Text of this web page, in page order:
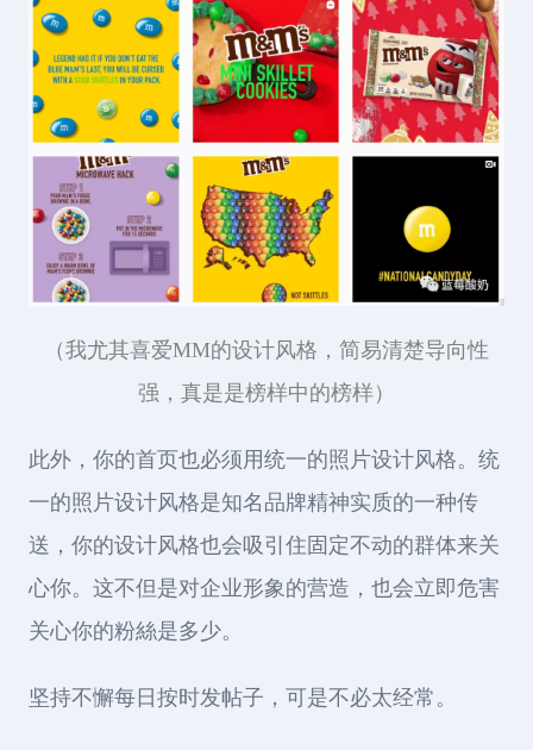
（我尤其喜爱MM的设计风格，简易清楚导向性
强，真是是榜样中的榜样）
此外，你的首页也必须用统一的照片设计风格。统
一的照片设计风格是知名品牌精神实质的一种传
送，你的设计风格也会吸引住固定不动的群体来关
心你。这不但是对企业形象的营造，也会立即危害
关心你的粉絲是多少。
坚持不懈每日按时发帖子，可是不必太经常。